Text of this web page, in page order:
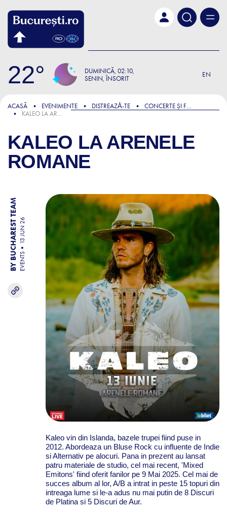
22 DUMINICĂ 02:10
SENIN, ÎNSORIT
EN
ACASĂ EVENIMENTE DISTREAZǍ-TE
CONCERTE ȘI FESTIVALURI
KALEO LA ARENELE ROMANE
KALEO LA ARENELE
ROMANE
BY BUCHAREST TEAM EVENTS
13 JUN 26
Kaleo vin din Islanda, bazele trupei fiind puse in
2012. Abordeaza un Bluse Rock cu influente de Indie
si Alternativ pe alocuri. Pana in prezent au lansat
patru materiale de studio, cel mai recent, 'Mixed
Emitons' fiind oferit fanilor pe 9 Mai 2025. Cel mai de
succes album al lor, A/B a intrat in peste 15 topuri din
intreaga lume si le-a adus nu mai putin de 8 Discuri
de Platina si 5 Discuri de Aur.